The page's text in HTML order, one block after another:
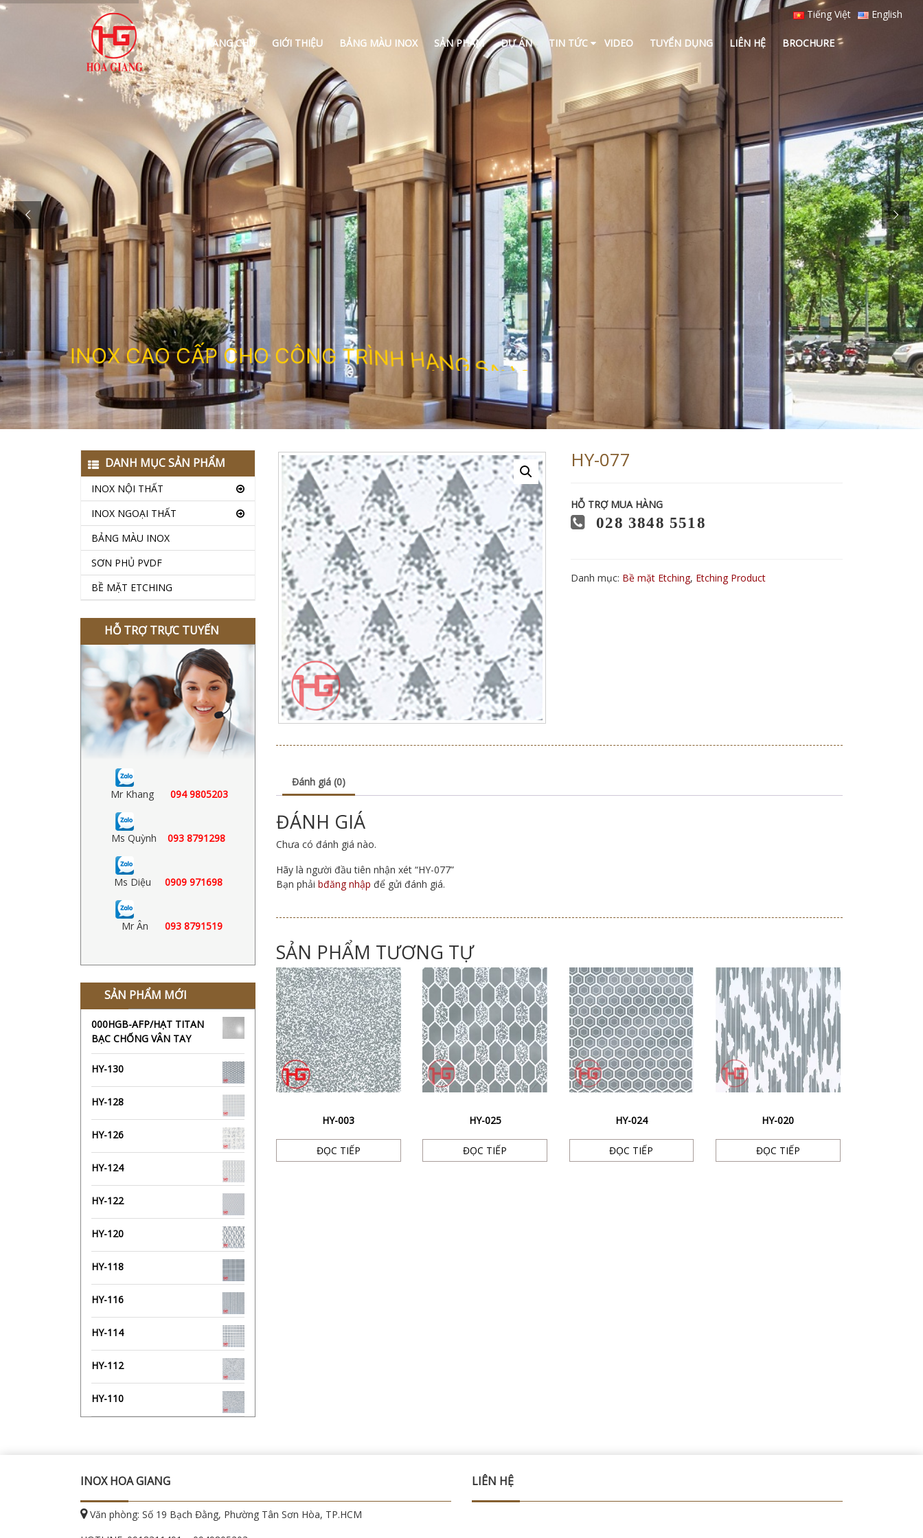
Tiếng Việt English
TRANG CHỦ GIỚI THIỆU BẢNG MÀU INOX SẢN PHẨM DỰ ÁN TIN TỨC VIDEO TUYỂN DỤNG LIÊN HỆ BROCHURE
INOX CAO CẤP CHO CÔNG TRÌNH HẠNG S A NG
DANH MỤC SẢN PHẨM
INOX NỘI THẤT
INOX NGOẠI THẤT
BẢNG MÀU INOX
SƠN PHỦ PVDF
BỀ MẶT ETCHING
HỖ TRỢ TRỰC TUYẾN
Mr Khang 094 9805203
Ms Quỳnh 093 8791298
Ms Diệu 0909 971698
Mr Ân 093 8791519
SẢN PHẨM MỚI
000HGB-AFP/HẠT TITAN
BẠC CHỐNG VÂN TAY
HY-130
HY-128
HY-126
HY-124
HY-122
HY-120
HY-118
HY-116
HY-114
HY-112
HY-110
HY-077
HỖ TRỢ MUA HÀNG
028 3848 5518
Danh mục: Bề mặt Etching, Etching Product
Đánh giá (0)
ĐÁNH GIÁ
Chưa có đánh giá nào.
Hãy là người đầu tiên nhận xét “HY-077”
Bạn phải bđăng nhập để gửi đánh giá.
SẢN PHẨM TƯƠNG TỰ
HY-003
ĐỌC TIẾP
HY-025
ĐỌC TIẾP
HY-024
ĐỌC TIẾP
HY-020
ĐỌC TIẾP
INOX HOA GIANG
Văn phòng: Số 19 Bạch Đằng, Phường Tân Sơn Hòa, TP.HCM
LIÊN HỆ